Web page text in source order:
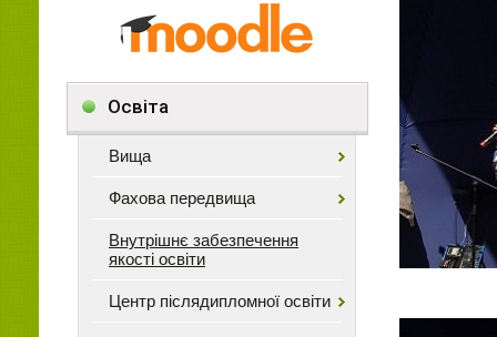
Освіта
Вища
Фахова передвища
Внутрішнє забезпечення
якості освіти
Центр післядипломної освіти